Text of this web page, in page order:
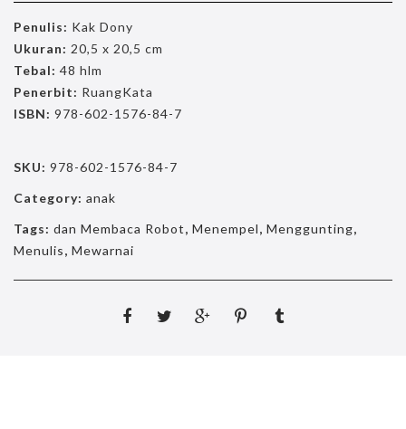
Penulis: Kak Dony
Ukuran: 20,5 x 20,5 cm
Tebal: 48 hlm
Penerbit: RuangKata
ISBN: 978-602-1576-84-7
SKU: 978-602-1576-84-7
Category: anak
Tags: dan Membaca Robot, Menempel, Menggunting,
Menulis, Mewarnai